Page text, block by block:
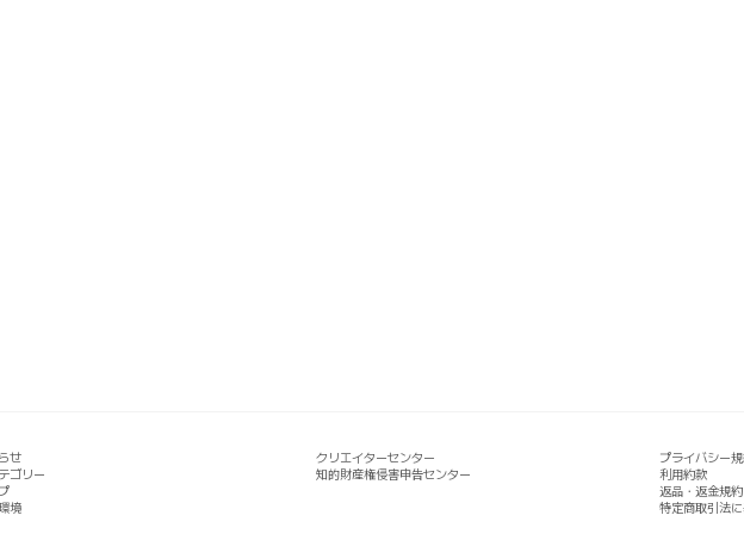
せ
ゴリー
境
クリエイターセンター
知的財産権侵害申告センター
プライバシー
利用約款
返品・返金規約
特定商取引法